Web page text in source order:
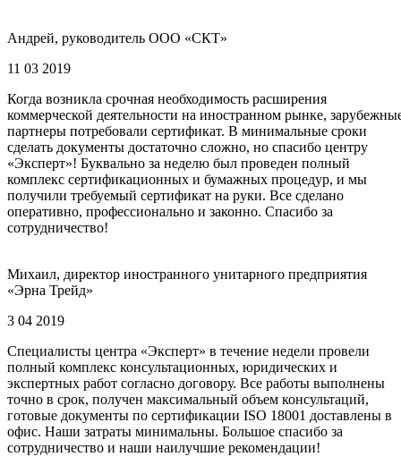
Андрей, руководитель ООО «СКТ»
11 03 2019
Когда возникла срочная необходимость расширения
коммерческой деятельности на иностранном рынке,
партнеры потребовали сертификат. В минимальные сроки
сделать документы достаточно сложно, но спасибо центру
«Эксперт»! Буквально за неделю был проведен полный
комплекс сертификационных и бумажных процедур, и мы
получили требуемый сертификат на руки. Все сделано
оперативно, профессионально и законно. Спасибо за
сотрудничество!
Михаил, директор иностранного унитарного предприятия
«Эрна Трейд»
3 04 2019
Специалисты центра «Эксперт» в течение недели провели
полный комплекс консультационных, юридических и
экспертных работ согласно договору. Все работы выполнены
точно в срок, получен максимальный объем консультаций,
готовые документы по сертификации ISO 18001 доставлены в
офис. Наши затраты минимальны. Большое спасибо за
сотрудничество и наши наилучшие рекомендации!